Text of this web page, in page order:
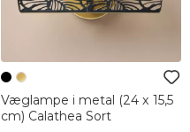
Væglampe i metal (24 x 15,5
cm) Calathea Sort